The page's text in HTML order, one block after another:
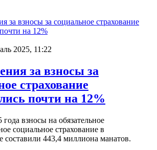
2025, 11:22
за взносы за
страхование
почти на 12%
взносы на обязательное
социальное страхование в
составили 443,4 миллиона манатов.